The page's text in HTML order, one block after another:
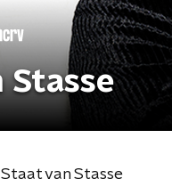
Stasse
Staat van Stasse